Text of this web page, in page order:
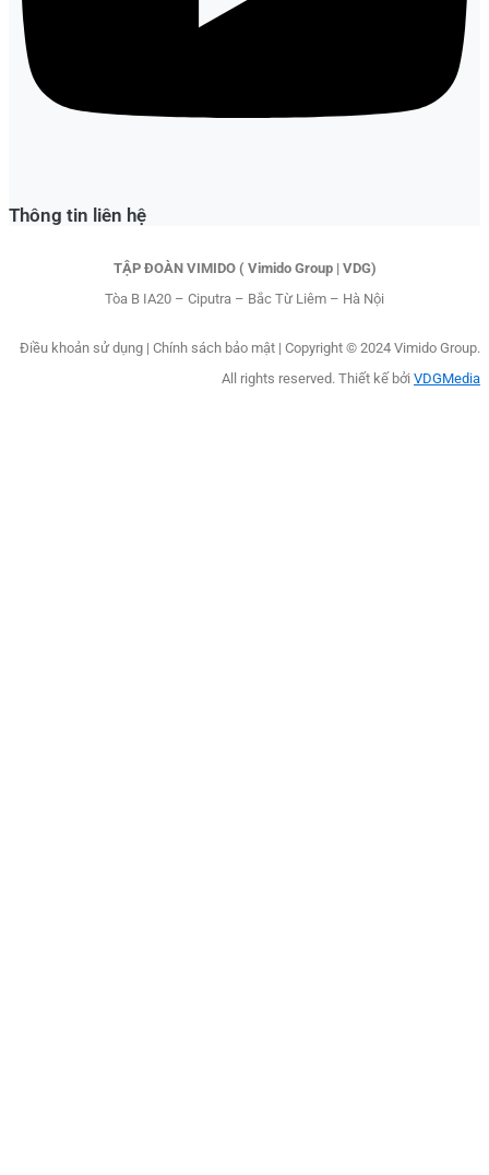
Thông tin liên hệ
TẬP ĐOÀN VIMIDO ( Vimido Group | VDG)
Tòa B IA20 – Ciputra – Bắc Từ Liêm – Hà Nội
Điều khoản sử dụng | Chính sách bảo mật | Copyright © 2024 Vimido Group.
All rights reserved. Thiết kế bởi VDGMedia